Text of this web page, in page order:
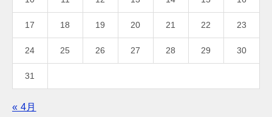
17 18 19 20 21 22 23
24 25 26 27 28 29 30
31
« 4月